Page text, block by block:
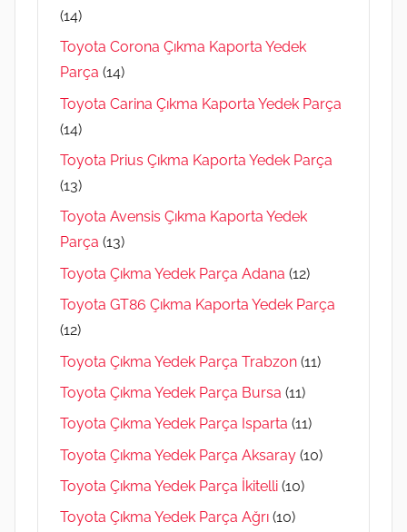
(14)
Toyota Corona Çıkma Kaporta Yedek
Parça (14)
Toyota Carina Çıkma Kaporta Yedek Parça
(14)
Toyota Prius Çıkma Kaporta Yedek Parça
(13)
Toyota Avensis Çıkma Kaporta Yedek
Parça (13)
Toyota Çıkma Yedek Parça Adana (12)
Toyota GT86 Çıkma Kaporta Yedek Parça
(12)
Toyota Çıkma Yedek Parça Trabzon (11)
Toyota Çıkma Yedek Parça Bursa (11)
Toyota Çıkma Yedek Parça Isparta (11)
Toyota Çıkma Yedek Parça Aksaray (10)
Toyota Çıkma Yedek Parça İkitelli (10)
Toyota Çıkma Yedek Parça Ağrı (10)